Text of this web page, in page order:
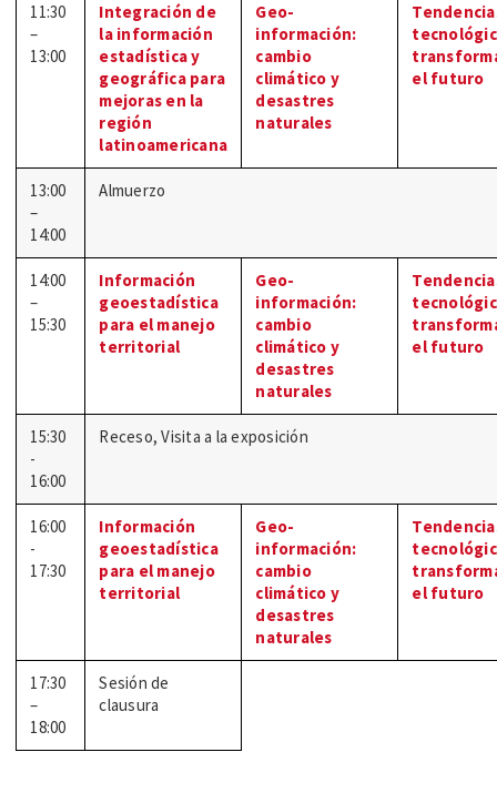
11:30
–
13:00
Integración de
la información
estadística y
geográfica para
mejoras en la
región
latinoamericana
Geo-
información:
cambio
climático y
desastres
naturales
el futuro
13:00
–
14:00
Almuerzo
14:00
–
15:30
Información
geoestadística
para el manejo
territorial
Geo-
información:
cambio
climático y
desastres
naturales
el futuro
15:30
-
16:00
Receso, Visita a la exposición
16:00
-
17:30
Información
geoestadística
para el manejo
territorial
Geo-
información:
cambio
climático y
desastres
naturales
el futuro
17:30
–
18:00
Sesión de
clausura